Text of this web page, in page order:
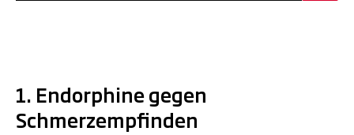
1. Endorphine gegen
Schmerzempfinden